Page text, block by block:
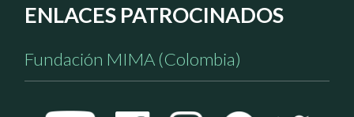
ENLACES PATROCINADOS
Fundación MIMA (Colombia)